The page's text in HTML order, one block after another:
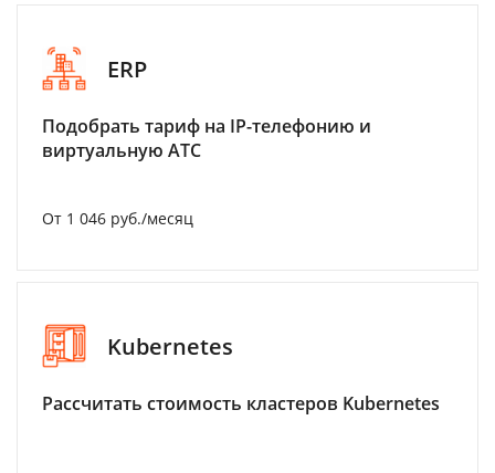
ERP
Подобрать тариф на IP-телефонию и
виртуальную АТС
От 1 046 руб./месяц
Kubernetes
Рассчитать стоимость кластеров Kubernetes